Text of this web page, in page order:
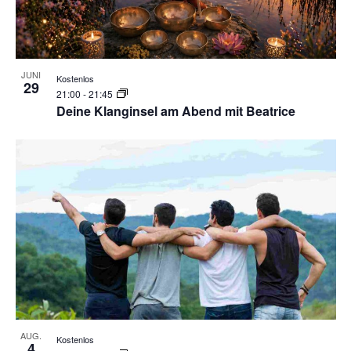
JUNI
29
Deine Klanginsel am Abend mit Beatrice
21:00 -21:45
Kostenlos
AUG. Kostenlos